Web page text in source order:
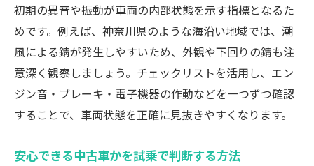
初期の異音や振動が車両の内部状態を示す指標となるた
めです。例えば、神奈川県のような海沿い地域では、潮
風による錆が発生しやすいため、外観や下回りの錆も注
意深く観察しましょう。チェックリストを活用し、エン
ジン音・ブレーキ・電子機器の作動などを一つずつ確認
することで、車両状態を正確に見抜きやすくなります。
安心できる中古車かを試乗で判断する方法